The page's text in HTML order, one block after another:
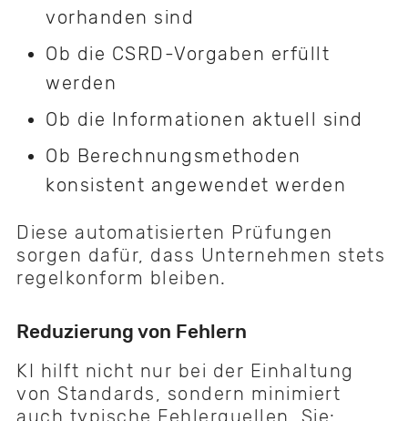
vorhanden sind
Ob die CSRD-Vorgaben erfüllt
werden
Ob die Informationen aktuell sind
Ob Berechnungsmethoden
konsistent angewendet werden
Diese automatisierten Prüfungen
sorgen dafür, dass Unternehmen stets
regelkonform bleiben.
Reduzierung von Fehlern
KI hilft nicht nur bei der Einhaltung
von Standards, sondern minimiert
auch typische Fehlerquellen. Sie: